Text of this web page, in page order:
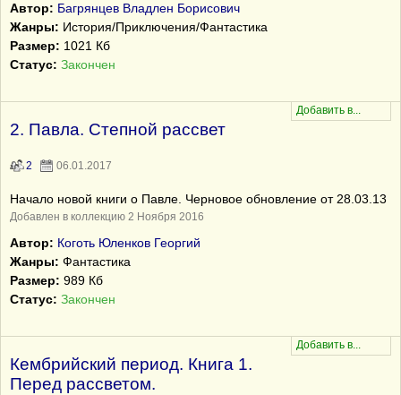
Автор: Багрянцев Владлен Борисович
Жанры: История/Приключения/Фантастика
Размер: 1021 Кб
Статус: Закончен
2. Павла. Степной рассвет
2 06.01.2017
Начало новой книги о Павле. Черновое обновление от 28.03.13
Добавлен в коллекцию 2 Ноября 2016
Автор: Коготь Юленков Георгий
Жанры: Фантастика
Размер: 989 Кб
Статус: Закончен
Кембрийский период. Книга 1.
Перед рассветом.